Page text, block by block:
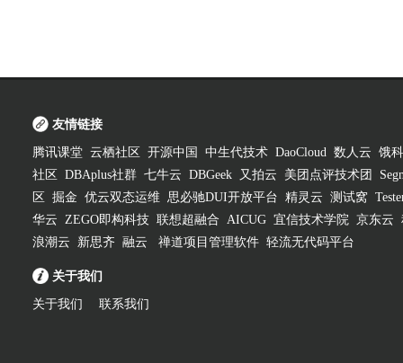
友情链接
腾讯课堂 云栖社区 开源中国 中生代技术 DaoCloud 数人云 饿
社区
DBAplus社群 七牛云 DBGeek 又拍云 美团点评技术团
区
掘金 优云双态运维 思必驰DUI开放平台 精灵云 测试窝
华云 ZEGO即构科技 联想超融合 AICUG 宜信技术学院 京东云
浪潮云
新思齐 融云 禅道项目管理软件 轻流无代码平台
关于我们
关于我们 联系我们